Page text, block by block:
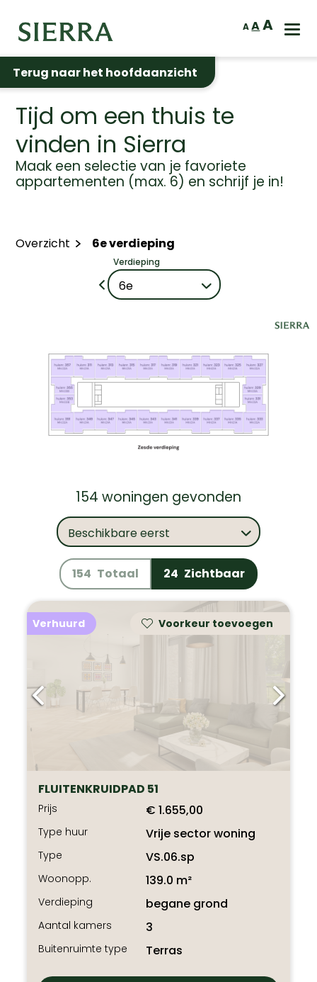
Terug naar het hoofdaanzicht
A AA
Tijd om een thuis te
vinden in Sierra
Maak een selectie van je favoriete
appartementen (max. 6) en schrijf je in!
Overzicht 6e verdieping
6e
Verdieping
154 woningen gevonden
Beschikbare eerst
154 Totaal 24 Zichtbaar
Voorkeur toevoegen
Verhuurd
FLUITENKRUIDPAD 51
Prijs € 1.655,00
Type huur Vrije sector woning
Type VS.06.sp
Woonopp. 139.0 m²
Verdieping begane grond
Aantal kamers 3
Buitenruimte type Terras